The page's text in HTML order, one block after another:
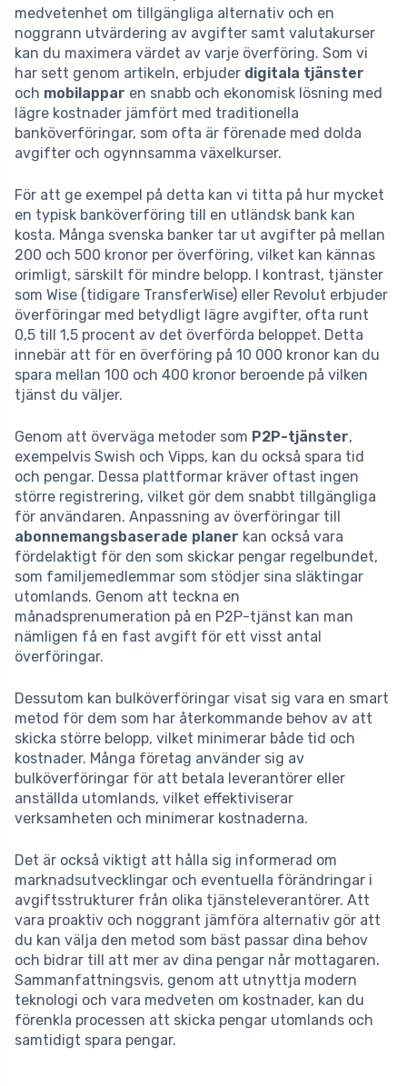
medvetenhet om tillgängliga alternativ och en
noggrann utvärdering av avgifter samt valutakurser
kan du maximera värdet av varje överföring. Som vi
har sett genom artikeln, erbjuder digitala tjänster
och mobilappar en snabb och ekonomisk lösning med
lägre kostnader jämfört med traditionella
banköverföringar, som ofta är förenade med dolda
avgifter och ogynnsamma växelkurser.
För att ge exempel på detta kan vi titta på hur mycket
en typisk banköverföring till en utländsk bank kan
kosta. Många svenska banker tar ut avgifter på mellan
200 och 500 kronor per överföring, vilket kan kännas
orimligt, särskilt för mindre belopp. I kontrast, tjänster
som Wise (tidigare TransferWise) eller Revolut erbjuder
överföringar med betydligt lägre avgifter, ofta runt
0,5 till 1,5 procent av det överförda beloppet. Detta
innebär att för en överföring på 10 000 kronor kan du
spara mellan 100 och 400 kronor beroende på vilken
tjänst du väljer.
Genom att överväga metoder som P2P-tjänster,
exempelvis Swish och Vipps, kan du också spara tid
och pengar. Dessa plattformar kräver oftast ingen
större registrering, vilket gör dem snabbt tillgängliga
för användaren. Anpassning av överföringar till
abonnemangsbaserade planer kan också vara
fördelaktigt för den som skickar pengar regelbundet,
som familjemedlemmar som stödjer sina släktingar
utomlands. Genom att teckna en
månadsprenumeration på en P2P-tjänst kan man
nämligen få en fast avgift för ett visst antal
överföringar.
Dessutom kan bulköverföringar visat sig vara en smart
metod för dem som har återkommande behov av att
skicka större belopp, vilket minimerar både tid och
kostnader. Många företag använder sig av
bulköverföringar för att betala leverantörer eller
anställda utomlands, vilket effektiviserar
verksamheten och minimerar kostnaderna.
Det är också viktigt att hålla sig informerad om
marknadsutvecklingar och eventuella förändringar i
avgiftsstrukturer från olika tjänsteleverantörer. Att
vara proaktiv och noggrant jämföra alternativ gör att
du kan välja den metod som bäst passar dina behov
och bidrar till att mer av dina pengar når mottagaren.
Sammanfattningsvis, genom att utnyttja modern
teknologi och vara medveten om kostnader, kan du
förenkla processen att skicka pengar utomlands och
samtidigt spara pengar.